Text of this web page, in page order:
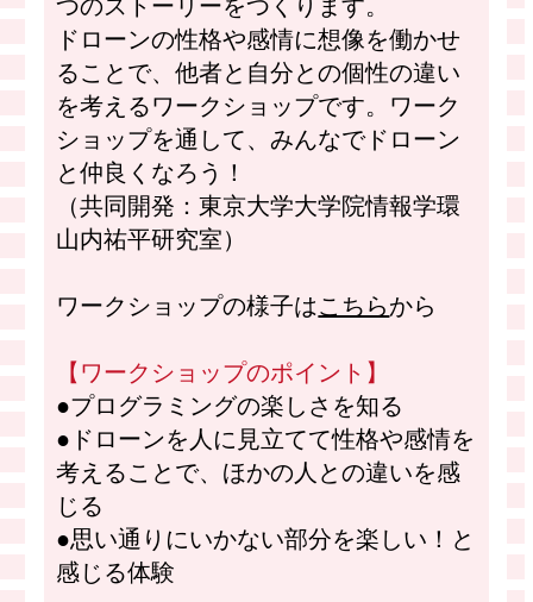
つのストーリーをつくります。
ドローンの性格や感情に想像を働かせ
ることで、他者と自分との個性の違い
を考えるワークショップです。ワーク
ショップを通して、みんなでドローン
と仲良くなろう！
（共同開発：東京大学大学院情報学環
山内祐平研究室）
ワークショップの様子はこちらから
【ワークショップのポイント】
●プログラミングの楽しさを知る
●ドローンを人に見立てて性格や感情を
考えることで、ほかの人との違いを感
じる
●思い通りにいかない部分を楽しい！と
感じる体験